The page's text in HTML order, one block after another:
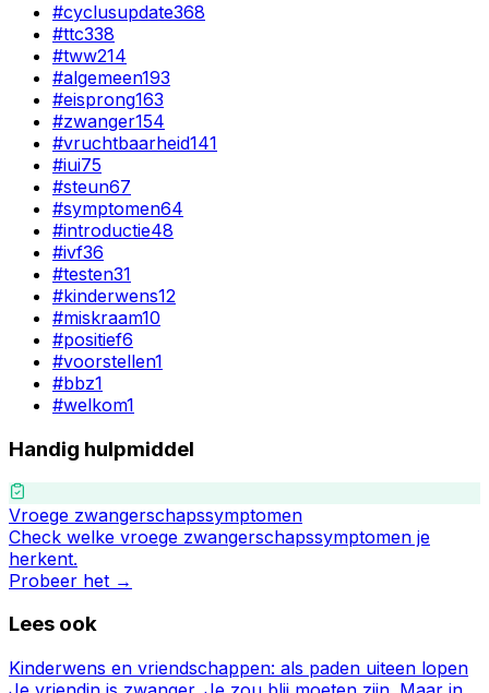
#cyclusupdate368
#ttc338
#tww214
#algemeen193
#eisprong163
#zwanger154
#vruchtbaarheid141
#iui75
#steun67
#symptomen64
#introductie48
#ivf36
#testen31
#kinderwens12
#miskraam10
#positief6
#voorstellen1
#bbz1
#welkom1
Handig hulpmiddel
Vroege zwangerschapssymptomen
Check welke vroege zwangerschapssymptomen je
herkent.
Probeer het →
Lees ook
Kinderwens en vriendschappen: als paden uiteen lopen